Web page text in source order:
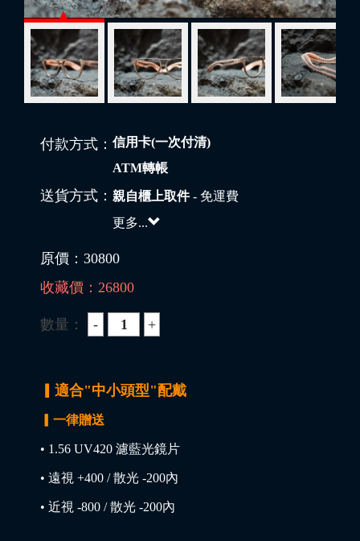
付款方式： 信用卡(一次付清)
ATM轉帳
送貨方式： 親自櫃上取件- 免運費
更多...
原價： 30800
收藏價： 26800
數量：
▎適合"中小頭型"配戴
▎一律贈送
• 1.56 UV420 濾藍光鏡片
• 遠視 +400 / 散光 -200內
• 近視 -800 / 散光 -200內